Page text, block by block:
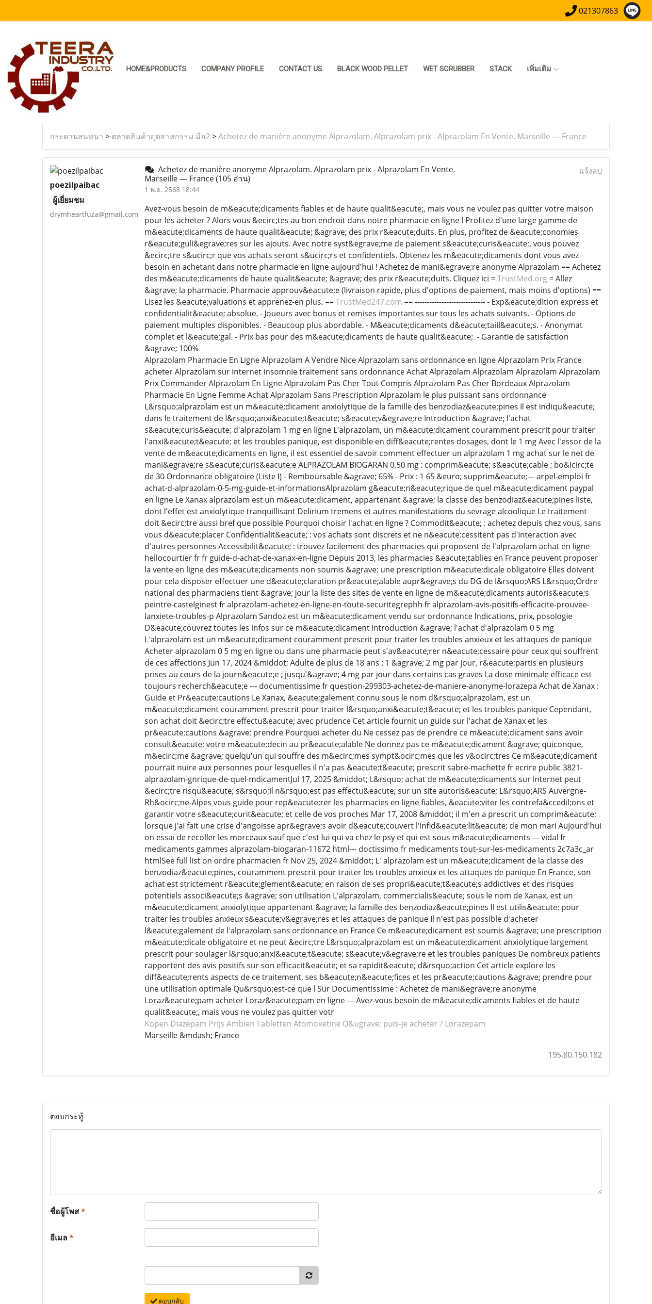
021307863
HOME&PRODUCTS COMPANY PROFILE CONTACT US BLACK WOOD PELLET WET SCRUBBER STACK เพิ่มเติม
กระดานสนทนา > ตลาดสินค้าอุตสาหกรรม มือ2>Achetez de manière anonyme Alprazolam. Alprazolam prix - Alprazolam En Vente. Marseille — France
poezilpaibac
ผู้เยี่ยมชม
drymheartfuza@gmail.com
Achetez de manière anonyme Alprazolam. Alprazolam prix - Alprazolam En Vente.
Marseille — France(105 อ่าน)
1 พ.ย. 2568 18:44
แจ้งลบ
Avez-vous besoin de m&eacute;dicaments fiables et de haute qualit&eacute;, mais vous ne voulez pas quitter votre maison
pour les acheter ? Alors vous &ecirc;tes au bon endroit dans notre pharmacie en ligne ! Profitez d'une large gamme de
m&eacute;dicaments de haute qualit&eacute; &agrave; des prix r&eacute;duits. En plus, profitez de &eacute;conomies
r&eacute;guli&egrave;res sur les ajouts. Avec notre syst&egrave;me de paiement s&eacute;curis&eacute;, vous pouvez
&ecirc;tre s&ucirc;r que vos achats seront s&ucirc;rs et confidentiels. Obtenez les m&eacute;dicaments dont vous avez
besoin en achetant dans notre pharmacie en ligne aujourd'hui ! Achetez de mani&egrave;re anonyme Alprazolam == Achetez
des m&eacute;dicaments de haute qualit&eacute; &agrave; des prix r&eacute;duits. Cliquez ici =TrustMed.org= Allez
&agrave; la pharmacie. Pharmacie approuv&eacute;e (livraison rapide, plus d'options de paiement, mais moins d'options) ==
Lisez les &eacute;valuations et apprenez-en plus. ==TrustMed247.com == ----------------------------- - Exp&eacute;dition express et
confidentialit&eacute; absolue. - Joueurs avec bonus et remises importantes sur tous les achats suivants. - Options de
paiement multiples disponibles. - Beaucoup plus abordable. - M&eacute;dicaments d&eacute;taill&eacute;s. - Anonymat
complet et l&eacute;gal. - Prix bas pour des m&eacute;dicaments de haute qualit&eacute;. - Garantie de satisfaction
&agrave; 100%
Alprazolam Pharmacie En Ligne Alprazolam A Vendre Nice Alprazolam sans ordonnance en ligne Alprazolam Prix France
acheter Alprazolam sur internet insomnie traitement sans ordonnance Achat Alprazolam Alprazolam Alprazolam Alprazolam
Prix Commander Alprazolam En Ligne Alprazolam Pas Cher Tout Compris Alprazolam Pas Cher Bordeaux Alprazolam
Pharmacie En Ligne Femme Achat Alprazolam Sans Prescription Alprazolam le plus puissant sans ordonnance
L&rsquo;alprazolam est un m&eacute;dicament anxiolytique de la famille des benzodiaz&eacute;pines Il est indiqu&eacute;
dans le traitement de l&rsquo;anxi&eacute;t&eacute; s&eacute;v&egrave;re Introduction &agrave; l'achat
s&eacute;curis&eacute; d'alprazolam 1 mg en ligne L'alprazolam, un m&eacute;dicament couramment prescrit pour traiter
l'anxi&eacute;t&eacute; et les troubles panique, est disponible en diff&eacute;rentes dosages, dont le 1 mg Avec l'essor de la
vente de m&eacute;dicaments en ligne, il est essentiel de savoir comment effectuer un alprazolam 1 mg achat sur le net de
mani&egrave;re s&eacute;curis&eacute;e ALPRAZOLAM BIOGARAN 0,50 mg : comprim&eacute; s&eacute;cable ; bo&icirc;te
de 30 Ordonnance obligatoire (Liste I) - Remboursable &agrave; 65% - Prix : 1 65 &euro; supprim&eacute;--- arpel-emploi fr
achat-d-alprazolam-0-5-mg-guide-et-informationsAlprazolam g&eacute;n&eacute;rique de quel m&eacute;dicament paypal
en ligne Le Xanax alprazolam est un m&eacute;dicament, appartenant &agrave; la classe des benzodiaz&eacute;pines liste,
dont l'effet est anxiolytique tranquillisant Delirium tremens et autres manifestations du sevrage alcoolique Le traitement
doit &ecirc;tre aussi bref que possible Pourquoi choisir l'achat en ligne ? Commodit&eacute; : achetez depuis chez vous, sans
vous d&eacute;placer Confidentialit&eacute; : vos achats sont discrets et ne n&eacute;cessitent pas d'interaction avec
d'autres personnes Accessibilit&eacute; : trouvez facilement des pharmacies qui proposent de l'alprazolam achat en ligne
hellocourtier fr fr guide-d-achat-de-xanax-en-ligne Depuis 2013, les pharmacies &eacute;tablies en France peuvent proposer
la vente en ligne des m&eacute;dicaments non soumis &agrave; une prescription m&eacute;dicale obligatoire Elles doivent
pour cela disposer effectuer une d&eacute;claration pr&eacute;alable aupr&egrave;s du DG de l&rsquo;ARS L&rsquo;Ordre
national des pharmaciens tient &agrave; jour la liste des sites de vente en ligne de m&eacute;dicaments autoris&eacute;s
peintre-castelginest fr alprazolam-achetez-en-ligne-en-toute-securitegrephh fr alprazolam-avis-positifs-efficacite-prouvee-
lanxiete-troubles-p Alprazolam Sandoz est un m&eacute;dicament vendu sur ordonnance Indications, prix, posologie
D&eacute;couvrez toutes les infos sur ce m&eacute;dicament Introduction &agrave; l'achat d'alprazolam 0 5 mg
L'alprazolam est un m&eacute;dicament couramment prescrit pour traiter les troubles anxieux et les attaques de panique
Acheter alprazolam 0 5 mg en ligne ou dans une pharmacie peut s'av&eacute;rer n&eacute;cessaire pour ceux qui souffrent
de ces affections Jun 17, 2024 &middot; Adulte de plus de 18 ans : 1 &agrave; 2 mg par jour, r&eacute;partis en plusieurs
prises au cours de la journ&eacute;e ; jusqu'&agrave; 4 mg par jour dans certains cas graves La dose minimale efficace est
toujours recherch&eacute;e --- documentissime fr question-299303-achetez-de-maniere-anonyme-lorazepa Achat de Xanax :
Guide et Pr&eacute;cautions Le Xanax, &eacute;galement connu sous le nom d&rsquo;alprazolam, est un
m&eacute;dicament couramment prescrit pour traiter l&rsquo;anxi&eacute;t&eacute; et les troubles panique Cependant,
son achat doit &ecirc;tre effectu&eacute; avec prudence Cet article fournit un guide sur l'achat de Xanax et les
pr&eacute;cautions &agrave; prendre Pourquoi acheter du Ne cessez pas de prendre ce m&eacute;dicament sans avoir
consult&eacute; votre m&eacute;decin au pr&eacute;alable Ne donnez pas ce m&eacute;dicament &agrave; quiconque,
m&ecirc;me &agrave; quelqu'un qui souffre des m&ecirc;mes sympt&ocirc;mes que les v&ocirc;tres Ce m&eacute;dicament
pourrait nuire aux personnes pour lesquelles il n'a pas &eacute;t&eacute; prescrit sabre-machette fr ecrire public 3821-
alprazolam-gnrique-de-quel-mdicamentJul 17, 2025 &middot; L&rsquo; achat de m&eacute;dicaments sur Internet peut
&ecirc;tre risqu&eacute; s&rsquo;il n&rsquo;est pas effectu&eacute; sur un site autoris&eacute; L&rsquo;ARS Auvergne-
Rh&ocirc;ne-Alpes vous guide pour rep&eacute;rer les pharmacies en ligne fiables, &eacute;viter les contrefa&ccedil;ons et
garantir votre s&eacute;curit&eacute; et celle de vos proches Mar 17, 2008 &middot; il m'en a prescrit un comprim&eacute;
lorsque j'ai fait une crise d'angoisse apr&egrave;s avoir d&eacute;couvert l'infid&eacute;lit&eacute; de mon mari Aujourd'hui
on essai de recoller les morceaux sauf que c'est lui qui va chez le psy et qui est sous m&eacute;dicaments --- vidal fr
medicaments gammes alprazolam-biogaran-11672 html--- doctissimo fr medicaments tout-sur-les-medicaments 2c7a3c_ar
htmlSee full list on ordre pharmacien fr Nov 25, 2024 &middot; L' alprazolam est un m&eacute;dicament de la classe des
benzodiaz&eacute;pines, couramment prescrit pour traiter les troubles anxieux et les attaques de panique En France, son
achat est strictement r&eacute;glement&eacute; en raison de ses propri&eacute;t&eacute;s addictives et des risques
potentiels associ&eacute;s &agrave; son utilisation L'alprazolam, commercialis&eacute; sous le nom de Xanax, est un
m&eacute;dicament anxiolytique appartenant &agrave; la famille des benzodiaz&eacute;pines Il est utilis&eacute; pour
traiter les troubles anxieux s&eacute;v&egrave;res et les attaques de panique Il n'est pas possible d'acheter
l&eacute;galement de l'alprazolam sans ordonnance en France Ce m&eacute;dicament est soumis &agrave; une prescription
m&eacute;dicale obligatoire et ne peut &ecirc;tre L&rsquo;alprazolam est un m&eacute;dicament anxiolytique largement
prescrit pour soulager l&rsquo;anxi&eacute;t&eacute; s&eacute;v&egrave;re et les troubles paniques De nombreux patients
rapportent des avis positifs sur son efficacit&eacute; et sa rapidit&eacute; d&rsquo;action Cet article explore les
diff&eacute;rents aspects de ce traitement, ses b&eacute;n&eacute;fices et les pr&eacute;cautions &agrave; prendre pour
une utilisation optimale Qu&rsquo;est-ce que l Sur Documentissime : Achetez de mani&egrave;re anonyme
Loraz&eacute;pam acheter Loraz&eacute;pam en ligne --- Avez-vous besoin de m&eacute;dicaments fiables et de haute
qualit&eacute;, mais vous ne voulez pas quitter votr
Kopen Diazepam Prijs Ambien Tabletten Atomoxetine O&ugrave; puis-je acheter ? Lorazepam
Marseille &mdash; France
195.80.150.182
ตอบกระทู้
ชื่อผู้โพส*
อีเมล*
ตอบกลับ